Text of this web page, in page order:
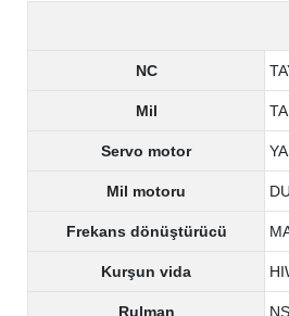
NC
Mil
Servo motor
Mil motoru
Frekans dönüştürücü
Kurşun vida
Rulman